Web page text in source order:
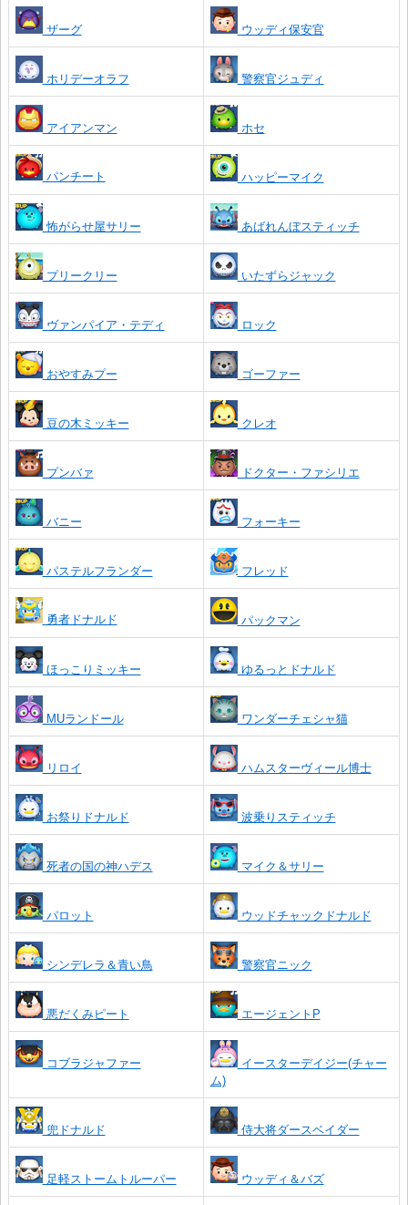
ザーグ ウッディ保安官
ホリデーオラフ 警察官ジュディ
アイアンマン ホセ
パンチート ハッピーマイク
怖がらせ屋サリー あばれんぼスティッチ
プリークリー いたずらジャック
ヴァンパイア・テディ ロック
おやすみプー ゴーファー
豆の木ミッキー クレオ
プンバァ ドクター・ファシリエ
バニー フォーキー
パステルフランダー フレッド
勇者ドナルド パックマン
ほっこりミッキー ゆるっとドナルド
MUランドール ワンダーチェシャ猫
リロイ ハムスターヴィール博士
お祭りドナルド 波乗りスティッチ
死者の国の神ハデス マイク＆サリー
パロット ウッドチャックドナルド
シンデレラ＆青い鳥 警察官ニック
悪だくみピート エージェントP
コブラジャファー
イースターデイジー(チャー
ム)
兜ドナルド 侍大将ダースベイダー
足軽ストームトルーパー ウッディ＆バズ